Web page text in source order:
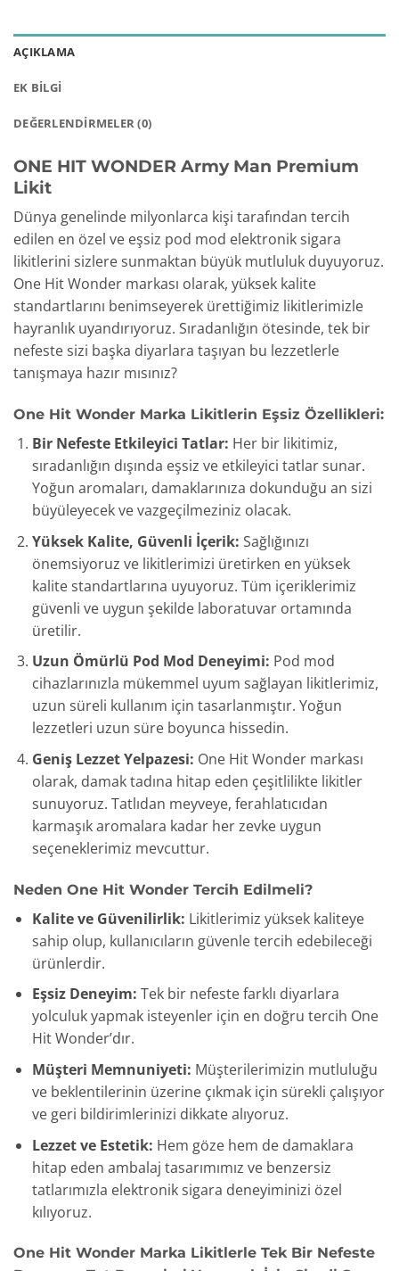
AÇIKLAMA
EK BILGI
DEĞERLENDIRMELER (0)
ONE HIT WONDER Army Man Premium
Likit
Dünya genelinde milyonlarca kişi tarafından tercih
edilen en özel ve eşsiz pod mod elektronik sigara
likitlerini sizlere sunmaktan büyük mutluluk duyuyoruz.
One Hit Wonder markası olarak, yüksek kalite
standartlarını benimseyerek ürettiğimiz likitlerimizle
hayranlık uyandırıyoruz. Sıradanlığın ötesinde, tek bir
nefeste sizi başka diyarlara taşıyan bu lezzetlerle
tanışmaya hazır mısınız?
One Hit Wonder Marka Likitlerin Eşsiz Özellikleri:
Bir Nefeste Etkileyici Tatlar: Her bir likitimiz,
sıradanlığın dışında eşsiz ve etkileyici tatlar sunar.
Yoğun aromaları, damaklarınıza dokunduğu an sizi
büyüleyecek ve vazgeçilmeziniz olacak.
Yüksek Kalite, Güvenli İçerik: Sağlığınızı
önemsiyoruz ve likitlerimizi üretirken en yüksek
kalite standartlarına uyuyoruz. Tüm içeriklerimiz
güvenli ve uygun şekilde laboratuvar ortamında
üretilir.
Uzun Ömürlü Pod Mod Deneyimi: Pod mod
cihazlarınızla mükemmel uyum sağlayan likitlerimiz,
uzun süreli kullanım için tasarlanmıştır. Yoğun
lezzetleri uzun süre boyunca hissedin.
Geniş Lezzet Yelpazesi: One Hit Wonder markası
olarak, damak tadına hitap eden çeşitlilikte likitler
sunuyoruz. Tatlıdan meyveye, ferahlatıcıdan
karmaşık aromalara kadar her zevke uygun
seçeneklerimiz mevcuttur.
Neden One Hit Wonder Tercih Edilmeli?
Kalite ve Güvenilirlik: Likitlerimiz yüksek kaliteye
sahip olup, kullanıcıların güvenle tercih edebileceği
ürünlerdir.
Eşsiz Deneyim: Tek bir nefeste farklı diyarlara
yolculuk yapmak isteyenler için en doğru tercih One
Hit Wonder’dır.
Müşteri Memnuniyeti: Müşterilerimizin mutluluğu
ve beklentilerinin üzerine çıkmak için sürekli çalışıyor
ve geri bildirimlerinizi dikkate alıyoruz.
Lezzet ve Estetik: Hem göze hem de damaklara
hitap eden ambalaj tasarımımız ve benzersiz
tatlarımızla elektronik sigara deneyiminizi özel
kılıyoruz.
One Hit Wonder Marka Likitlerle Tek Bir Nefeste